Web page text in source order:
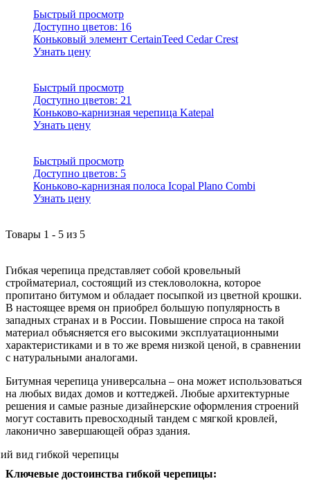
Быстрый просмотр
Доступно цветов: 16
Коньковый элемент CertainTeed Cedar Crest
Узнать цену
Быстрый просмотр
Доступно цветов: 21
Коньково-карнизная черепица Katepal
Узнать цену
Быстрый просмотр
Доступно цветов: 5
Коньково-карнизная полоса Icopal Plano Combi
Узнать цену
Товары 1 - 5 из 5
Гибкая черепица представляет собой кровельный
стройматериал, состоящий из стекловолокна, которое
пропитано битумом и обладает посыпкой из цветной крошки.
В настоящее время он приобрел большую популярность в
западных странах и в России. Повышение спроса на такой
материал объясняется его высокими эксплуатационными
характеристиками и в то же время низкой ценой, в сравнении
с натуральными аналогами.
Битумная черепица универсальна – она может использоваться
на любых видах домов и коттеджей. Любые архитектурные
решения и самые разные дизайнерские оформления строений
могут составить превосходный тандем с мягкой кровлей,
лаконично завершающей образ здания.
Ключевые достоинства гибкой черепицы: